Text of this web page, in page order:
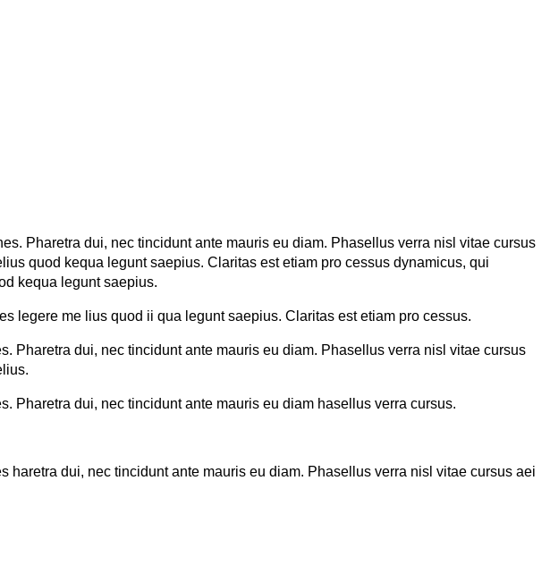
Pharetra dui, nec tincidunt ante mauris eu diam. Phasellus verra nisl vitae cursus
quod kequa legunt saepius. Claritas est etiam pro cessus dynamicus, qui
kequa legunt saepius.
legere me lius quod ii qua legunt saepius. Claritas est etiam pro cessus.
Pharetra dui, nec tincidunt ante mauris eu diam. Phasellus verra nisl vitae cursus
Pharetra dui, nec tincidunt ante mauris eu diam hasellus verra cursus.
dui, nec tincidunt ante mauris eu diam. Phasellus verra nisl vitae cursus aei